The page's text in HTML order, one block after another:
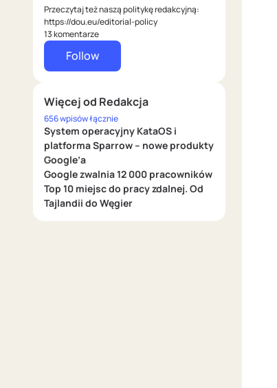
Przeczytaj też naszą politykę redakcyjną:
https://dou.eu/editorial-policy
13 komentarze
Follow
Więcej od Redakcja
656 wpisów łącznie
System operacyjny KataOS i
platforma Sparrow – nowe produkty
Google’a
Google zwalnia 12 000 pracowników
Top 10 miejsc do pracy zdalnej. Od
Tajlandii do Węgier